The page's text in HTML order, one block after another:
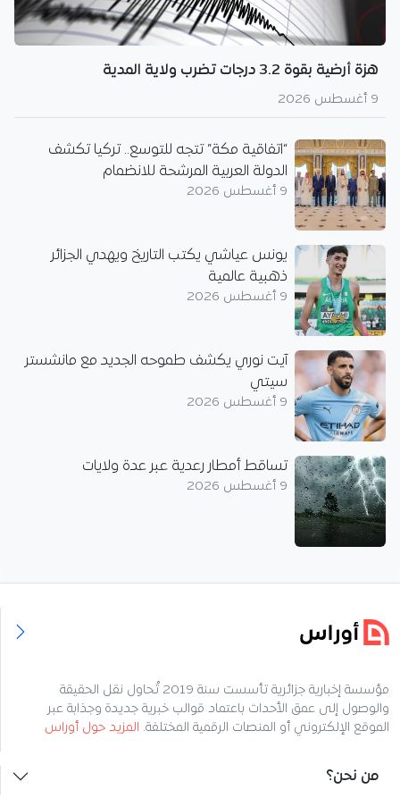
هزة أرضية بقوة 3.2 درجات تضرب ولاية المدية
9 أغسطس 2026
“اتفاقية مكة” تتجه للتوسع.. تركيا تكشف
الدولة العربية المرشحة للانضمام
9 أغسطس 2026
يونس عياشي يكتب التاريخ ويهدي الجزائر
ذهبية عالمية
9 أغسطس 2026
آيت نوري يكشف طموحه الجديد مع مانشستر
سيتي
9 أغسطس 2026
تساقط أمطار رعدية عبر عدة ولايات
9 أغسطس 2026
مؤسسة إخبارية جزائرية تأسست سنة 2019 تُحاول نقل الحقيقة
والوصول إلى عمق الأحداث باعتماد قوالب خبرية جديدة وجذابة عبر
الموقع الإلكتروني أو المنصات الرقمية المختلفة. المزيد حول أوراس
من نحن؟